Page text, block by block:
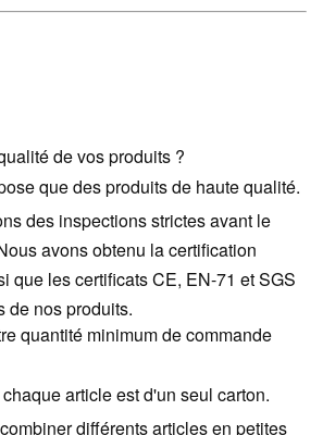
de vos produits ?
que des produits de haute qualité.
des inspections strictes avant le
avons obtenu la certification
que les certificats CE, EN-71 et SGS
de nos produits.
quantité minimum de commande
article est d'un seul carton.
différents articles en petites